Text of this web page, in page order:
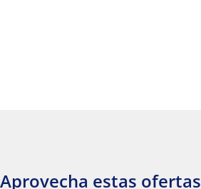
Aprovecha estas ofertas